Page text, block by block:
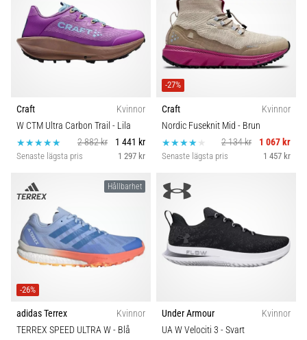
Craft
Kvinnor
W CTM Ultra Carbon Trail - Lila
2 882 kr
1 441 kr
Senaste lägsta pris 1 297 kr
-27%
Craft
Kvinnor
Nordic Fuseknit Mid - Brun
2 134 kr
1 067 kr
Senaste lägsta pris 1 457 kr
Hållbarhet
-26%
adidas Terrex
Kvinnor
TERREX SPEED ULTRA W- Blå
Under Armour
Kvinnor
UA W Velociti 3 - Svart